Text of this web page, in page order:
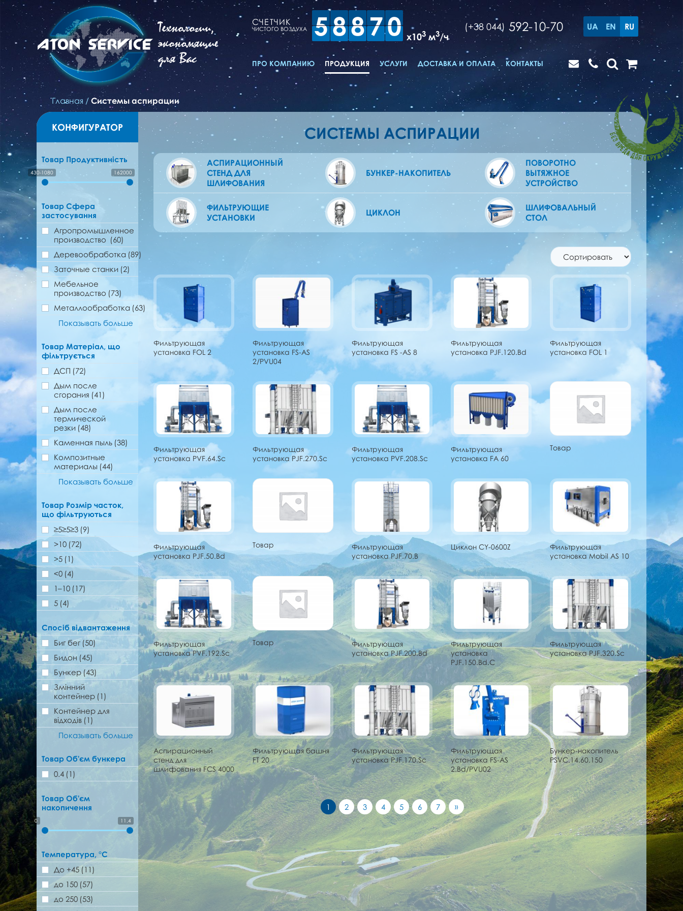
Технологии,
экономящие
для Вас
СЧЕТЧИК
ЧИСТОГО ВОЗДУХА 58870 x103 м3/ч
(+38 044) 592-10-70 UA EN RU
ПРО КОМПАНИЮ ПРОДУКЦИЯ УСЛУГИ ДОСТАВКА И ОПЛАТА КОНТАКТЫ
Главная / Системы аспирации
КОНФИГУРАТОР
Товар Продуктивність
430-1080 162000
Товар Сфера
застосування
Агропромышленное
производство (60)
Деревообработка (89)
Заточные станки (2)
Мебельное
производство (73)
Металлообработка (63)
Показывать больше
Товар Матеріал, що
фільтрується
ДСП (72)
Дым после
сгорания (41)
Дым после
термической
резки (48)
Каменная пыль (38)
Композитные
материалы (44)
Показывать больше
Товар Розмір часток,
що фільтруються
≥5≥5≥3 (9)
>10 (72)
>5 (1)
˂0 (4)
1–10 (17)
5 (4)
Спосіб відвантаження
Биг бег (50)
Бидон (45)
Бункер(43)
Змінний
контейнер (1)
Контейнер для
відходів (1)
Показывать больше
Товар Об'єм бункера
0.4 (1)
Товар Об'єм
накопичення
0 11.4
Температура, °C
До +45 (11)
до 150 (57)
до 250 (53)
СИСТЕМЫ АСПИРАЦИИ
АСПИРАЦИОННЫЙ
СТЕНД ДЛЯ
ШЛИФОВАНИЯ
БУНКЕР-НАКОПИТЕЛЬ
ПОВОРОТНО
ВЫТЯЖНОЕ
УСТРОЙСТВО
ФИЛЬТРУЮЩИЕ
УСТАНОВКИ
ЦИКЛОН
ШЛИФОВАЛЬНЫЙ
СТОЛ
Фильтрующая
установка FOL 2
Фильтрующая
установка FS-AS
2/PVU04
Фильтрующая
установка FS -AS 8
Фильтрующая
установка PJF.120.Bd
Фильтрующая
установка FOL 1
Фильтрующая
установка PVF.64.Sc
Фильтрующая
установка PJF.270.Sc
Фильтрующая
установка PVF.208.Sc
Фильтрующая
установка FA 60
Товар
Фильтрующая
установка PJF.50.Bd
Товар
Фильтрующая
установка PJF.70.B
Циклон CY-0600Z
Фильтрующая
установка Mobil AS 10
Фильтрующая
установка PVF.192.Sc
Товар
Фильтрующая
установка PJF.200.Bd
Фильтрующая
установка
PJF.150.Bd.C
Фильтрующая
установка PJF.320.Sc
Аспирационный
стенд для
шлифования FCS 4000
Фильтрующая башня
FT 20
Фильтрующая
установка PJF.170.Sc
Фильтрующая
установка FS-AS
2.Bd/PVU02
Бункер-накопитель
PSVC.14.60.150
1 2 3 4 5 6 7 »